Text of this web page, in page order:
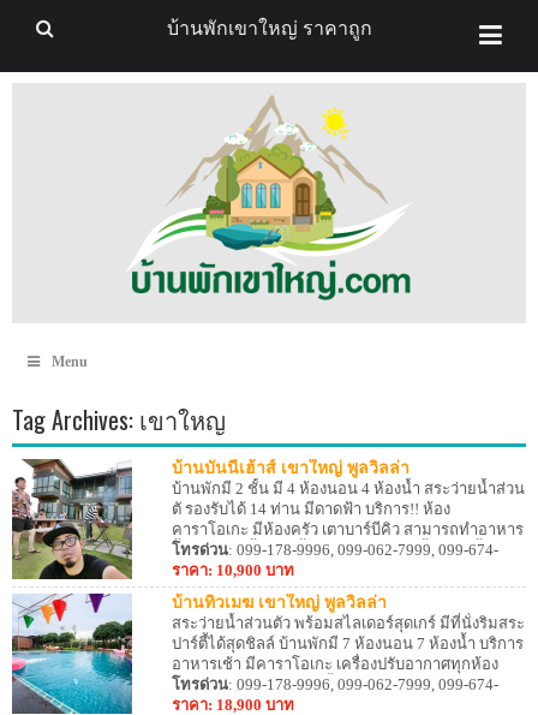
Menu
Tag Archives: เขาใหญ
บ้านบันนี่เฮ้าส์ เขาใหญ่ พูลวิลล่า
บ้านพักมี 2 ชั้น มี 4 ห้องนอน 4 ห้องน้ำ สระว่ายน้ำส่วน
ตั รองรับได้ 14 ท่าน มีดาดฟ้า บริการ!! ห้อง
คาราโอเกะ มีห้องครัว เตาบาร์บีคิว สามารถทำอาหาร
ปิ้งย่างได้ มีพื้นที่ให้ปิ้งย่างใกล้สระว่ายน้ำ และ พื้นที่
สำหรับจอดรถ ห่างเขาใหญ่พาโนรามาฟาร์ม
ประมาณ 5.7 กม.
โทรด่วน: 099-178-9996, 099-062-7999, 099-674-
8887
ราคา: 10,900 บาท
บ้านทิวเมฆ เขาใหญ่ พูลวิลล่า
สระว่ายน้ำส่วนตัว พร้อมสไลเดอร์สุดเกร์ มีที่นั่งริมสระ
ปาร์ตี้ได้สุดชิลล์ บ้านพักมี 7 ห้องนอน 7 ห้องน้ำ บริการ
อาหารเช้า มีคาราโอเกะ เครื่องปรับอากาศทุกห้อง
นอน Wi-Fi ฟรี สามารถปิ้งย่างอาหารได้ เตาบาร์บีคิว
โทรด่วน: 099-178-9996, 099-062-7999, 099-674-
8887
ราคา: 18,900 บาท
บ้านพักเขาใหญ่ ราคาถูก